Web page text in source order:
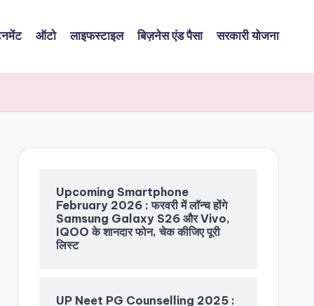
ऑटो लाइफस्टाइल बिज़नेस एंड पैसा सरकारी योजना
Upcoming Smartphone
February 2026 : फरवरी में लॉन्च होंगे
Samsung Galaxy S26 और Vivo,
IQOO के शानदार फोन, चेक कीजिए पूरी
लिस्ट
UP Neet PG Counselling 2025 :